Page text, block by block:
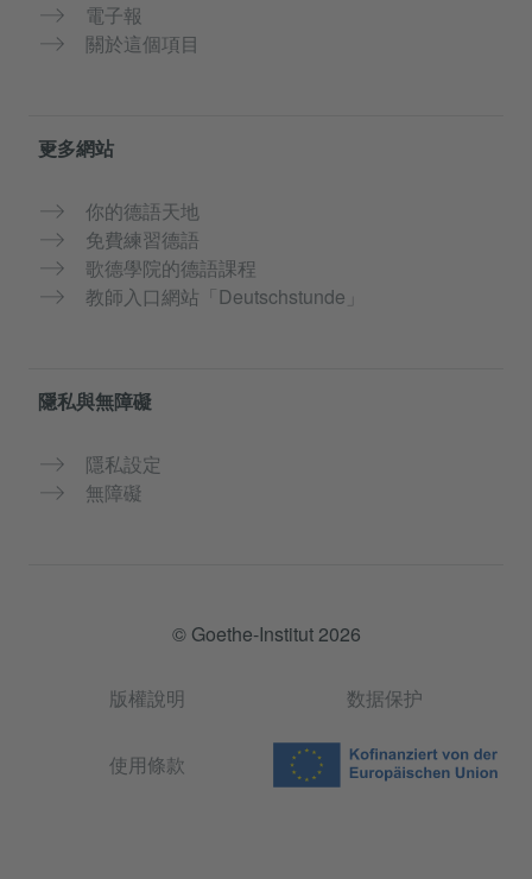
電子報
關於這個項目
更多網站
你的德語天地
免費練習德語
歌德學院的德語課程
教師入口網站「Deutschstunde」
隱私與無障礙
隱私設定
無障礙
© Goethe-Institut 2026
版權說明 数据保护
使用條款